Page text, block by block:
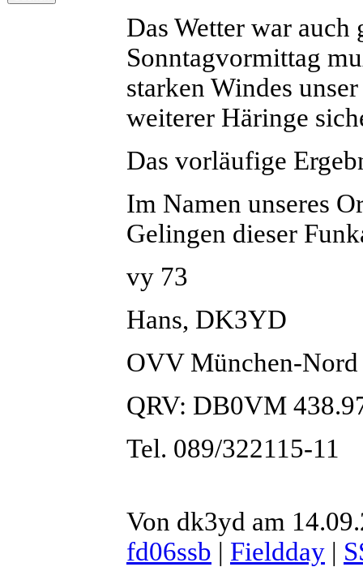
Das Wetter war
Sonntagvormittag
starken Windes
weiterer Häringe
Das vorläufige
Im Namen unseres
Gelingen dieser
vy 73
Hans, DK3YD
OVV München-Nord
QRV: DB0VM
Tel. 089/322115-11
Von dk3yd am
fd06ssb | Fieldday |